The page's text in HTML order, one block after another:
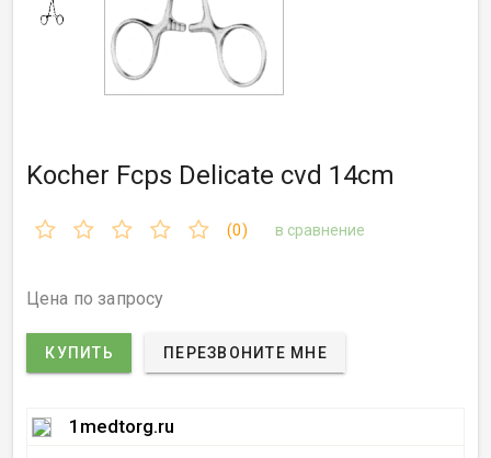
Kocher Fcps Delicate cvd 14cm
(0) в сравнение
Цена по запросу
КУПИТЬ ПЕРЕЗВОНИТЕ МНЕ
1medtorg.ru